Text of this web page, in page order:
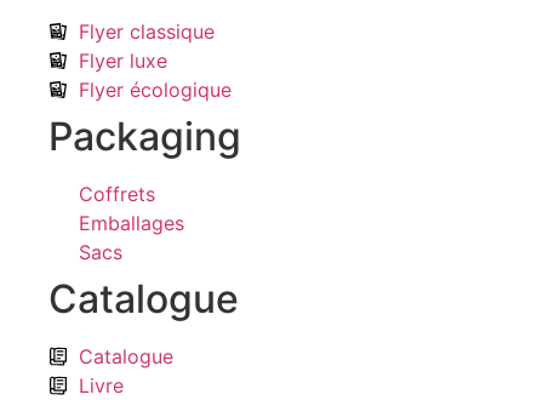
Flyer classique
Flyer luxe
Flyer écologique
Packaging
Coffrets
Emballages
Sacs
Catalogue
Catalogue
Livre